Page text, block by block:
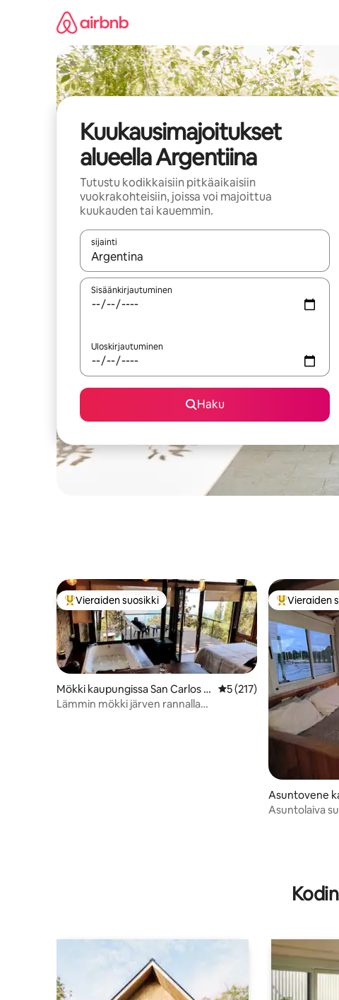
Kuukausimajoitukset
alueella Argentiina
Tutustu kodikkaisiin pitkäaikaisiin
vuokrakohteisiin, joissa voi majoittua
kuukauden tai kauemmin.
sijainti
Kun tulokset ovat saatavilla, navigoi ylös- ja alas-
Sisäänkirjautuminen
Uloskirjautuminen
Haku
Vieraiden suosikkien parhaimmistoa
Vieraiden suosikki
Mökki kaupungissa San Carlos d
e Bariloche
Keskimääräinen arvio 5/
5 (217)
Lämmin mökki järven rannalla
Vieraiden
Vieraiden
Asuntovene
n Fernando
Asuntolaiva